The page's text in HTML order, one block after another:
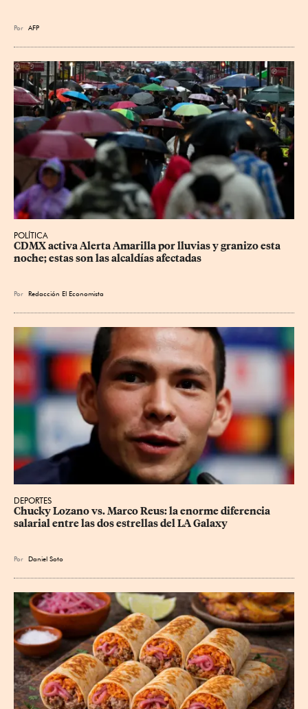
Por AFP
POLÍTICA
CDMX activa Alerta Amarilla por lluvias y granizo esta
noche; estas son las alcaldías afectadas
Por Redacción El Economista
DEPORTES
Chucky Lozano vs. Marco Reus: la enorme diferencia
salarial entre las dos estrellas del LA Galaxy
Por Daniel Soto